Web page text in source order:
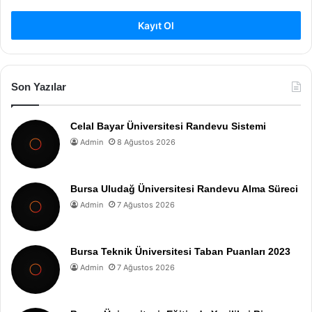
Kayıt Ol
Son Yazılar
Celal Bayar Üniversitesi Randevu Sistemi
Admin 8 Ağustos 2026
Bursa Uludağ Üniversitesi Randevu Alma Süreci
Admin 7 Ağustos 2026
Bursa Teknik Üniversitesi Taban Puanları 2023
Admin 7 Ağustos 2026